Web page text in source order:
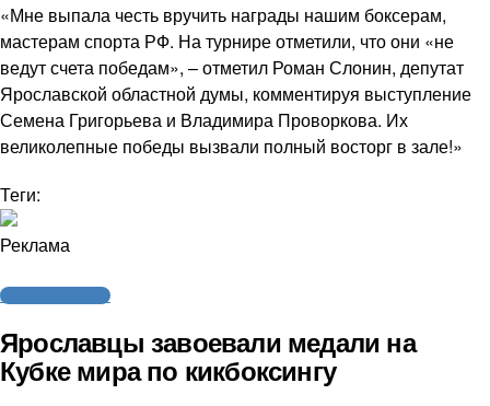
«Мне выпала честь вручить награды нашим боксерам,
мастерам спорта РФ. На турнире отметили, что они «не
ведут счета победам», – отметил Роман Слонин, депутат
Ярославской областной думы, комментируя выступление
Семена Григорьева и Владимира Проворкова. Их
великолепные победы вызвали полный восторг в зале!»
Теги:
Реклама
Бокс / Кикбоксинг
Ярославцы завоевали медали на
Кубке мира по кикбоксингу